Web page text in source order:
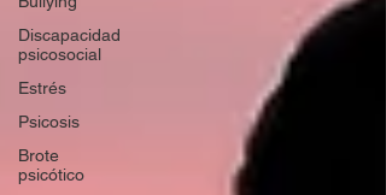
Discapacidad
psicosocial
Estrés
Psicosis
Brote
psicótico